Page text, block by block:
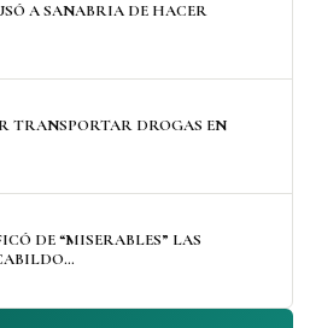
A SANABRIA DE HACER
TRANSPORTAR DROGAS EN
DE “MISERABLES” LAS